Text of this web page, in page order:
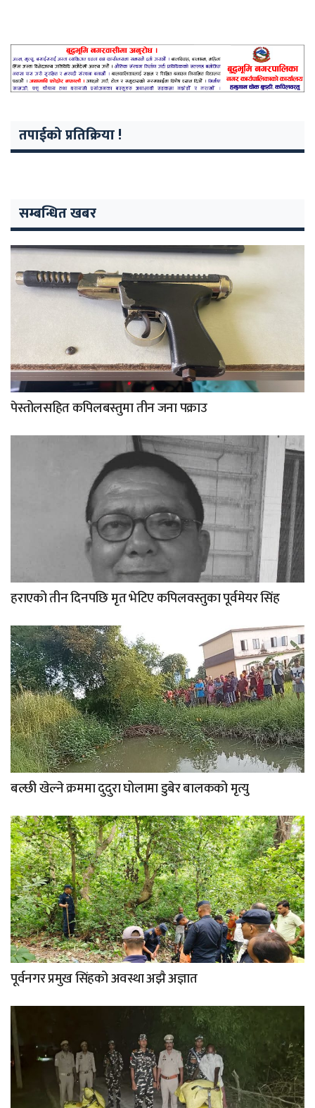
तपाईको प्रतिक्रिया !
सम्बन्धित खबर
पेस्तोलसहित कपिलबस्तुमा तीन जना पक्राउ
हराएको तीन दिनपछि मृत भेटिए कपिलवस्तुका पूर्वमेयर सिंह
बल्छी खेल्ने क्रममा दुदुरा घोलामा डुबेर बालकको मृत्यु
पूर्वनगर प्रमुख सिंहको अवस्था अझै अज्ञात